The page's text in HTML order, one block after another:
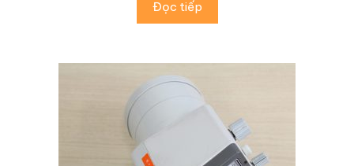
g
à
Đọc tiếp